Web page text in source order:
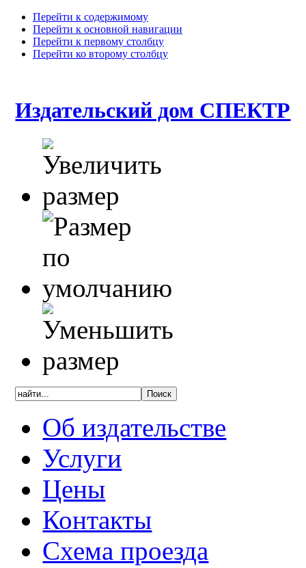
Перейти к содержимому
Перейти к основной навигации
Перейти к первому столбцу
Перейти ко второму столбцу
Издательский дом СПЕКТР
Об издательстве
Услуги
Цены
Контакты
Схема проезда